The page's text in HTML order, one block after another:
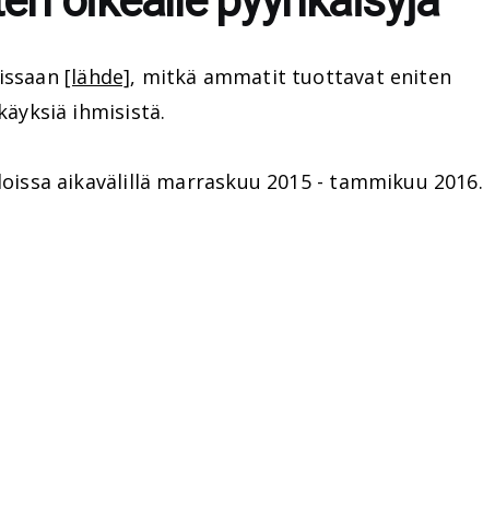
[lähde], mitkä ammatit tuottavat eniten
ihmisistä.
aikavälillä marraskuu 2015 - tammikuu 2016.